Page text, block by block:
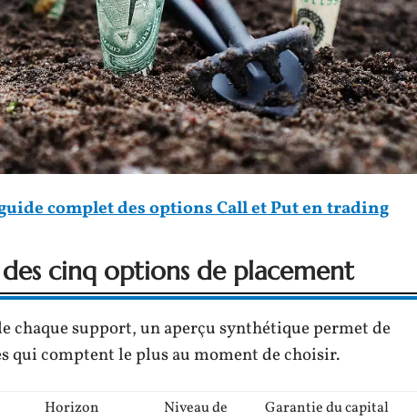
complet des options Call et Put en trading
cinq options de placement
chaque support, un aperçu synthétique permet de
qui comptent le plus au moment de choisir.
Horizon
Niveau de
Garantie du capital